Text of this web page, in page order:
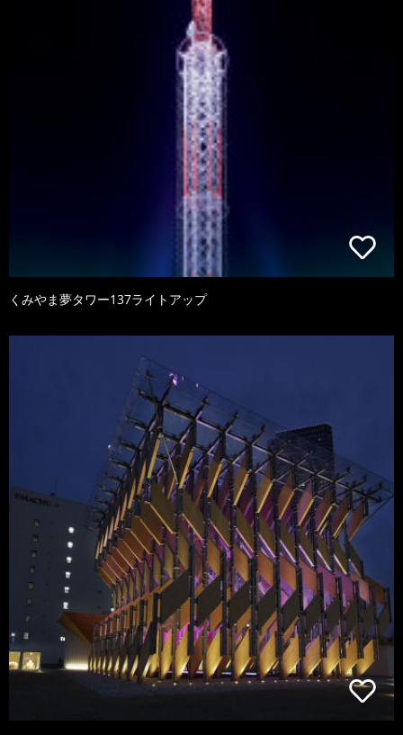
くみやま夢タワー137ライトアップ